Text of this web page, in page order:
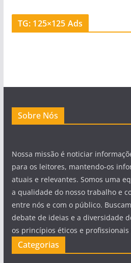
TG: 125×125 Ads
Sobre Nós
Nossa missão é noticiar
para os leitores, mantendo-os
atuais e relevantes. Somos uma
a qualidade do nosso trabalho e
entre nós e com o público.
debate de ideias e a diversidade
os princípios éticos e
Categorias